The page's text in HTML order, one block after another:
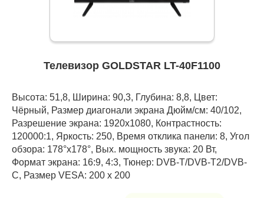
Телевизор GOLDSTAR LT-40F1100
Высота: 51,8, Ширина: 90,3, Глубина: 8,8, Цвет:
Чёрный, Размер диагонали экрана Дюйм/см: 40/102,
Разрешение экрана: 1920x1080, Контрастность:
120000:1, Яркость: 250, Время отклика панели: 8, Угол
обзора: 178°x178°, Вых. мощность звука: 20 Вт,
Формат экрана: 16:9, 4:3, Тюнер: DVB-Т/DVB-T2/DVB-
C, Размер VESA: 200 x 200